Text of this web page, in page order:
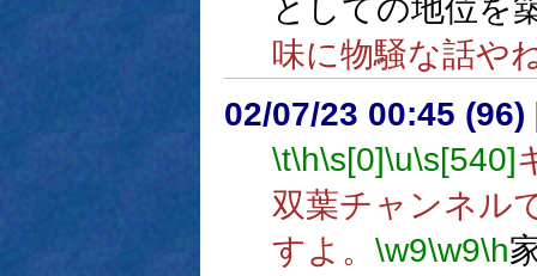
としての地位を
味に物騒な話や
02/07/23 00:45 (96)
\t\h\s[0]\u\s[540]
双葉チャンネル
すよ。 \w9\w9\h